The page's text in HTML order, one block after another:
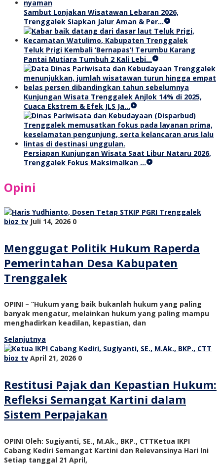
Sambut Lonjakan Wisatawan Lebaran 2026,
Trenggalek Siapkan Jalur Aman & Per…
Teluk Prigi Kembali ‘Bernapas’! Terumbu Karang
Pantai Mutiara Tumbuh 2 Kali Lebi…
Kunjungan Wisata Trenggalek Anjlok 14% di 2025,
Cuaca Ekstrem & Efek JLS Ja…
Persiapan Kunjungan Wisata Saat Libur Nataru 2026,
Trenggalek Fokus Maksimalkan …
Opini
bioz tv Juli 14, 2026 0
Menggugat Politik Hukum Raperda
Pemerintahan Desa Kabupaten
Trenggalek
OPINI – “Hukum yang baik bukanlah hukum yang paling
banyak mengatur, melainkan hukum yang paling mampu
menghadirkan keadilan, kepastian, dan
Selanjutnya
bioz tv April 21, 2026 0
Restitusi Pajak dan Kepastian Hukum:
Refleksi Semangat Kartini dalam
Sistem Perpajakan
OPINI Oleh: Sugiyanti, SE., M.Ak., BKP., CTTKetua IKPI
Cabang Kediri Semangat Kartini dan Relevansinya Hari Ini
Setiap tanggal 21 April,